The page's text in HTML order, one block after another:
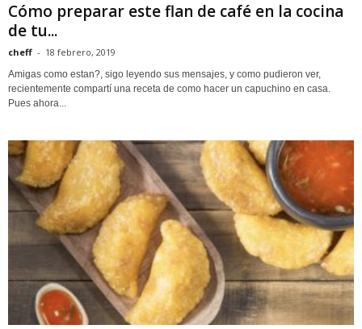
Cómo preparar este flan de café en la cocina
de tu...
cheff - 18 febrero, 2019
Amigas como estan?, sigo leyendo sus mensajes, y como pudieron ver,
recientemente compartí una receta de como hacer un capuchino en casa.
Pues ahora...